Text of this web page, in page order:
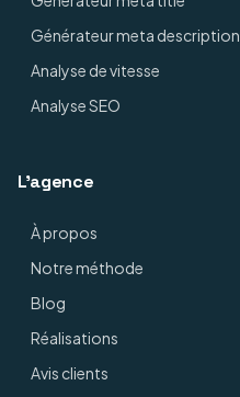
Générateur meta description
Analyse de vitesse
Analyse SEO
L'agence
À propos
Notre méthode
Blog
Réalisations
Avis clients